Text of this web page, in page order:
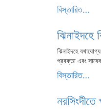
বিস্তারিত...
ঝিনাইদহে
ঝিনাইদহে
প্রবক্তা এবং সাবেক
বিস্তারিত...